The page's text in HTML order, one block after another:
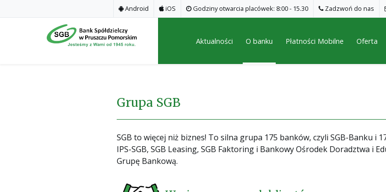
Android iOS Godziny otwarcia placówek: 8:00 - 15.30 Zadzwoń do nas
Aktualności O banku Płatności Mobilne Oferta
Grupa SGB
SGB to więcej niż biznes! To silna grupa 175 banków, czyli SGB-Banku i
IPS-SGB, SGB Leasing, SGB Faktoring i Bankowy Ośrodek Doradztwa i
Grupę Bankową.